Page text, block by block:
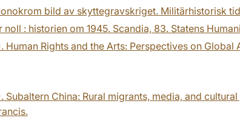
bild av skyttegravskriget. Militärhistorisk
noll : historien om 1945. Scandia, 83. Statens
Human Rights and the Arts: Perspectives on
Subaltern China: Rural migrants, media, and